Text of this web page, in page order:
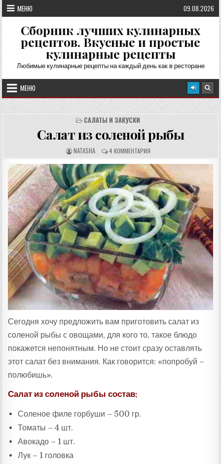
Перейти
к
содержимому
МЕНЮ 09.08.2026
Сборник лучших кулинарных
рецептов. Вкусные и простые
кулинарные рецепты
Любимые кулинарные рецепты на каждый день как в ресторане
МЕНЮ
САЛАТЫ И ЗАКУСКИ
Салат из соленой рыбы
А
В
Т
О
Р
Р
Е
Ц
Е
П
Т
А
:
NATASHA О
Т
З
Ы
В
Ы
:
4 КОММЕНТАРИЯ
Сегодня хочу предложить вам приготовить салат из
соленой рыбы с овощами, для кого то, такое блюдо
покажется непонятным. Но не стоит сразу оставлять
этот салат без внимания. Как говорится: «попробуй –
полюбишь».
Салат из соленой рыбы состав:
Соленое филе горбуши – 500 гр.
Томаты – 4 шт.
Авокадо – 1 шт.
Лук – 1 головка